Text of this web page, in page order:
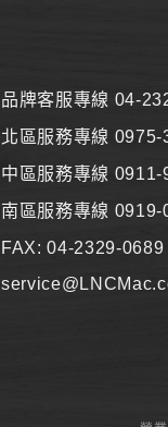
品牌客服專線 04-
北區服務專線
中區服務專線
南區服務專線
FAX: 04-2329-0689